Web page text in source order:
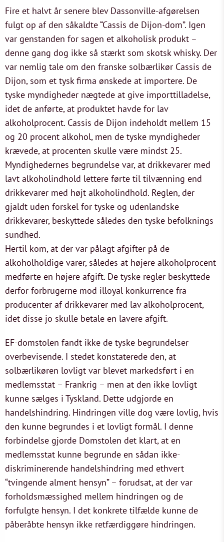
Fire et halvt år senere blev Dassonville-afgørelsen
fulgt op af den såkaldte “Cassis de Dijon-dom”. Igen
var genstanden for sagen et alkoholisk produkt –
denne gang dog ikke så stærkt som skotsk whisky. Der
var nemlig tale om den franske solbærlikør Cassis de
Dijon, som et tysk firma ønskede at importere. De
tyske myndigheder nægtede at give importtilladelse,
idet de anførte, at produktet havde for lav
alkoholprocent. Cassis de Dijon indeholdt mellem 15
og 20 procent alkohol, men de tyske myndigheder
krævede, at procenten skulle være mindst 25.
Myndighedernes begrundelse var, at drikkevarer med
lavt alkoholindhold lettere førte til tilvænning end
drikkevarer med højt alkoholindhold. Reglen, der
gjaldt uden forskel for tyske og udenlandske
drikkevarer, beskyttede således den tyske befolknings
sundhed.
Hertil kom, at der var pålagt afgifter på de
alkoholholdige varer, således at højere alkoholprocent
medførte en højere afgift. De tyske regler beskyttede
derfor forbrugerne mod illoyal konkurrence fra
producenter af drikkevarer med lav alkoholprocent,
idet disse jo skulle betale en lavere afgift.
EF-domstolen fandt ikke de tyske begrundelser
overbevisende. I stedet konstaterede den, at
solbærlikøren lovligt var blevet markedsført i en
medlemsstat – Frankrig – men at den ikke lovligt
kunne sælges i Tyskland. Dette udgjorde en
handelshindring. Hindringen ville dog være lovlig, hvis
den kunne begrundes i et lovligt formål. I denne
forbindelse gjorde Domstolen det klart, at en
medlemsstat kunne begrunde en sådan ikke-
diskriminerende handelshindring med ethvert
“tvingende alment hensyn” – forudsat, at der var
forholdsmæssighed mellem hindringen og de
forfulgte hensyn. I det konkrete tilfælde kunne de
påberåbte hensyn ikke retfærdiggøre hindringen.